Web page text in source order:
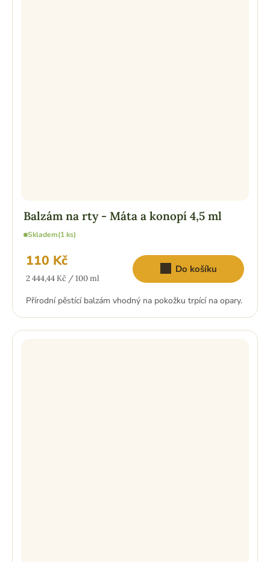
Balzám na rty - Máta a konopí 4,5 ml
Skladem(1 ks)
110 Kč
Měrná
2 444,44 Kč / 100 ml
Do košíku
Přírodní pěstící balzám vhodný na pokožku trpící na opary.